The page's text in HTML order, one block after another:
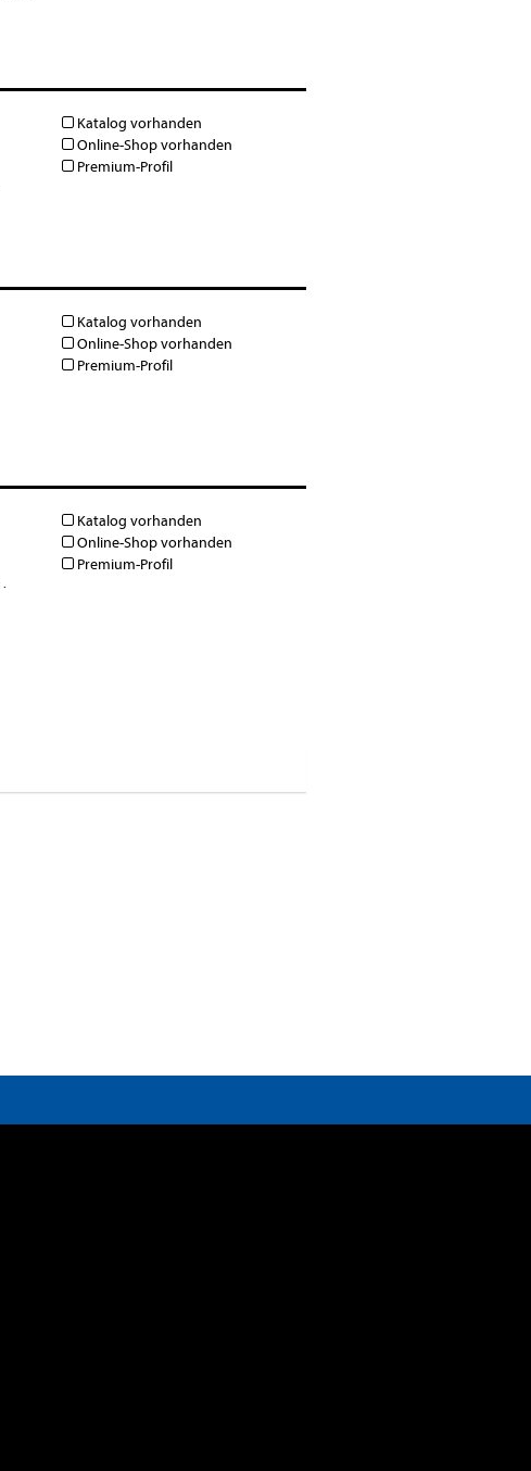
Katalog vorhanden
Online-Shop vorhanden
Premium-Profil
Katalog vorhanden
Online-Shop vorhanden
Premium-Profil
·
Katalog vorhanden
Online-Shop vorhanden
Premium-Profil